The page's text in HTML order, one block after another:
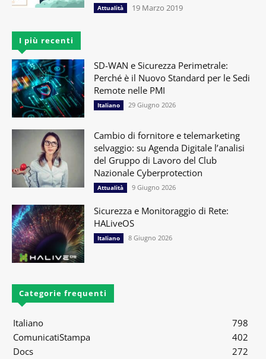
Attualità 19 Marzo 2019
I più recenti
SD-WAN e Sicurezza Perimetrale:
Perché è il Nuovo Standard per le Sedi
Remote nelle PMI
Italiano 29 Giugno 2026
Cambio di fornitore e telemarketing
selvaggio: su Agenda Digitale l’analisi
del Gruppo di Lavoro del Club
Nazionale Cyberprotection
Attualità 9 Giugno 2026
Sicurezza e Monitoraggio di Rete:
HALiveOS
Italiano 8 Giugno 2026
Categorie frequenti
Italiano
798
ComunicatiStampa
402
Docs
272